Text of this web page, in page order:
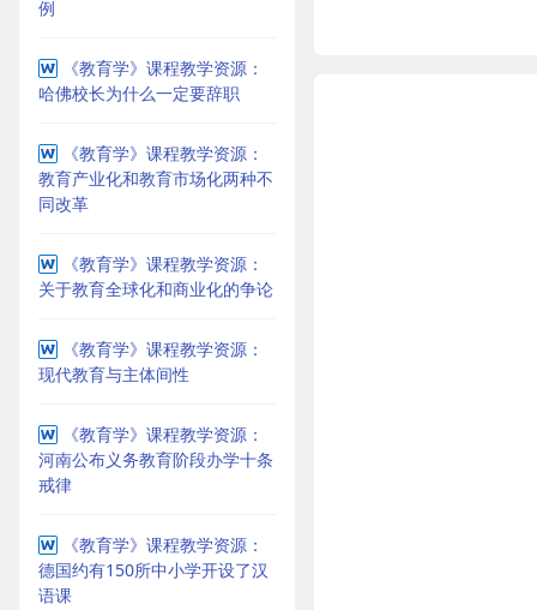
例
《教育学》课程教学资源：
哈佛校长为什么一定要辞职
《教育学》课程教学资源：
教育产业化和教育市场化两种不
同改革
《教育学》课程教学资源：
关于教育全球化和商业化的争论
《教育学》课程教学资源：
现代教育与主体间性
《教育学》课程教学资源：
河南公布义务教育阶段办学十条
戒律
《教育学》课程教学资源：
德国约有150所中小学开设了汉
语课